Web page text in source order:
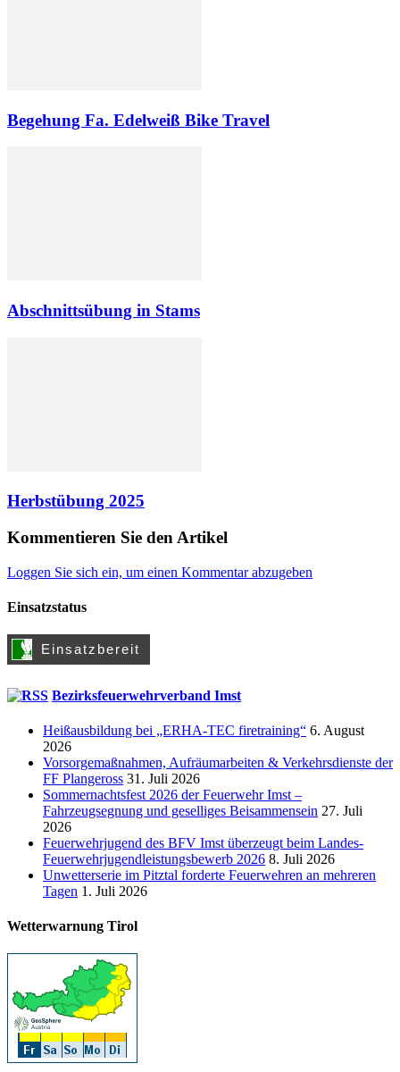
Begehung Fa. Edelweiß Bike Travel
Abschnittsübung in Stams
Herbstübung 2025
Kommentieren Sie den Artikel
Loggen Sie sich ein, um einen Kommentar abzugeben
Einsatzstatus
Bezirksfeuerwehrverband Imst
Heißausbildung bei „ERHA-TEC firetraining“ 6. August
2026
Vorsorgemaßnahmen, Aufräumarbeiten & Verkehrsdienste der
FF Plangeross 31. Juli 2026
Sommernachtsfest 2026 der Feuerwehr Imst –
Fahrzeugsegnung und geselliges Beisammensein 27. Juli
2026
Feuerwehrjugend des BFV Imst überzeugt beim Landes-
Feuerwehrjugendleistungsbewerb 2026 8. Juli 2026
Unwetterserie im Pitztal forderte Feuerwehren an mehreren
Tagen 1. Juli 2026
Wetterwarnung Tirol